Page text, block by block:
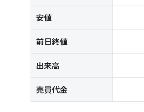
安値
前日終値
出来高
売買代金